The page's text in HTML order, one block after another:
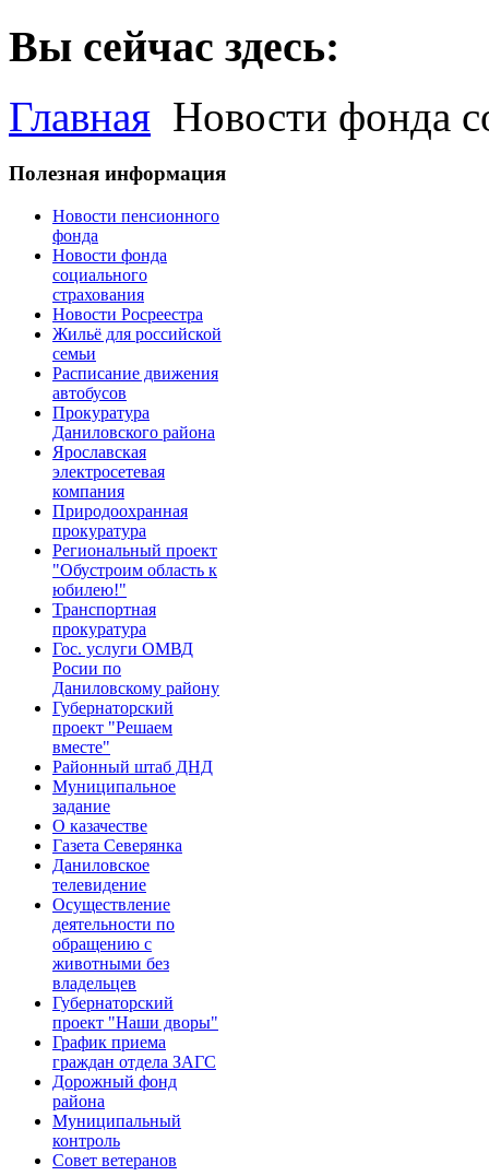
Вы сейчас здесь:
Главная Новости фонда
Полезная информация
Новости пенсионного
фонда
Новости фонда
социального
страхования
Новости Росреестра
Жильё для российской
семьи
Расписание движения
автобусов
Прокуратура
Даниловского района
Ярославская
электросетевая
компания
Природоохранная
прокуратура
Региональный проект
"Обустроим область к
юбилею!"
Транспортная
прокуратура
Гос. услуги ОМВД
Росии по
Даниловскому району
Губернаторский
проект "Решаем
вместе"
Районный штаб ДНД
Муниципальное
задание
О казачестве
Газета Северянка
Даниловское
телевидение
Осуществление
деятельности по
обращению с
животными без
владельцев
Губернаторский
проект "Наши дворы"
График приема
граждан отдела ЗАГС
Дорожный фонд
района
Муниципальный
контроль
Совет ветеранов